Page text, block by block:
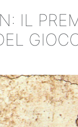
IL